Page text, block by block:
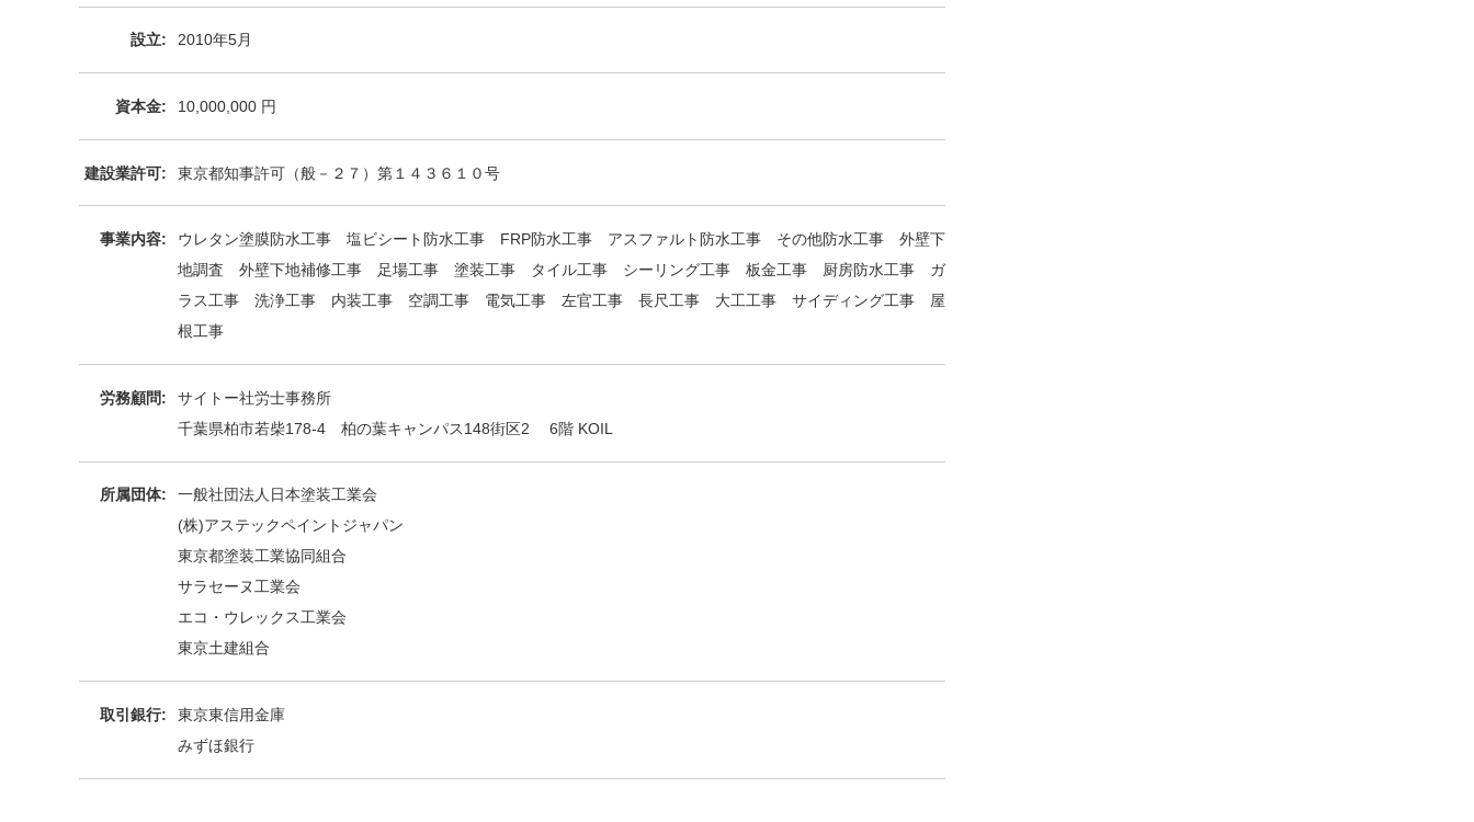
設立: 2010年5月
資本金: 10,000,000 円
建設業許可: 東京都知事許可（般－２７）第１４３６１０号
事業内容:
ウレタン塗膜防水工事 塩ビシート防水工事 FRP防水工事 アスファルト防水工事 その他防水工事 外壁下
地調査 外壁下地補修工事 足場工事 塗装工事 タイル工事 シーリング工事 板金工事 厨房防水工事 ガ
ラス工事 洗浄工事 内装工事 空調工事 電気工事 左官工事 長尺工事 大工工事 サイディング工事 屋
根工事
労務顧問:
​サイトー社労士事務所
千葉県柏市若柴178-4 柏の葉キャンパス148街区2 6階 KOIL
所属団体:
一般社団法人日本塗装工業会
(株)アステックペイントジャパン
東京都塗装工業協同組合
サラセーヌ工業会
エコ・ウレックス工業会
東京土建組合
取引銀行:
東京東信用金庫
みずほ銀行